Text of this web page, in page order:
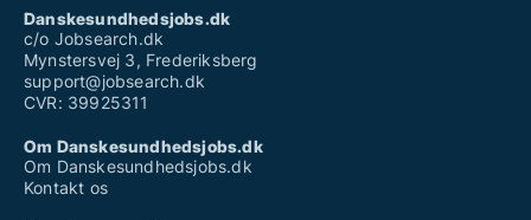
Danskesundhedsjobs.dk
c/o Jobsearch.dk
Mynstersvej 3, Frederiksberg
support@jobsearch.dk
CVR: 39925311
Om Danskesundhedsjobs.dk
Om Danskesundhedsjobs.dk
Kontakt os